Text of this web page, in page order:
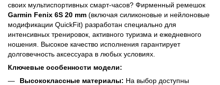
своих мультиспортивных смарт-часов? Фирменный ремешок
Garmin Fenix 6S 20 mm (включая силиконовые и нейлоновые
модификации QuickFit) разработан специально для
интенсивных тренировок, активного туризма и ежедневного
ношения. Высокое качество исполнения гарантирует
долговечность аксессуара в любых условиях.
Ключевые особенности модели:
Высококлассные материалы: На выбор доступны